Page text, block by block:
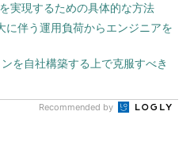
実現するための具体的な方法
伴う運用負荷からエンジニアを
を自社構築する上で克服すべき
Recommended by